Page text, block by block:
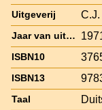
Uitgeverij
Jaar van uitgave
ISBN10
ISBN13
Taal